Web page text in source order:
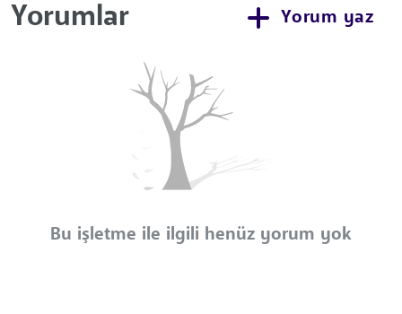
Yorumlar Yorum yaz
Bu işletme ile ilgili henüz yorum yok